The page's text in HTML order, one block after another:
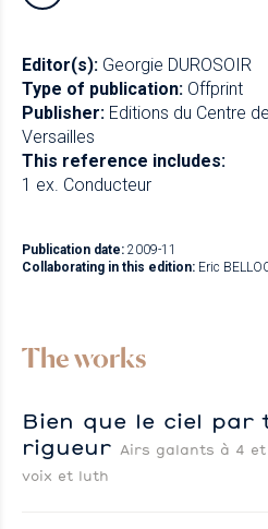
Editor(s): Georgie DUROSOIR
Type of publication: Offprint
Publisher: Editions du Centre
Versailles
This reference includes:
1 ex. Conducteur
Publication date: 2009-11
Collaborating in this edition: Eric
The works
Bien que le ciel par
rigueur Airs galants à 4
voix et luth